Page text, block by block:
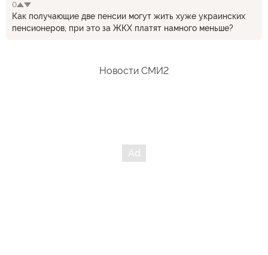
0
Как получающие две пенсии могут жить хуже украинских
пенсионеров, при это за ЖКХ платят намного меньше?
Новости СМИ2